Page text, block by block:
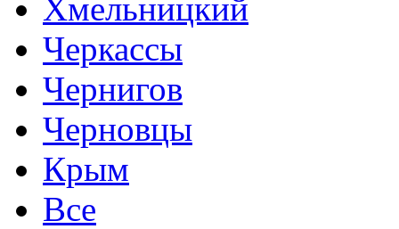
Хмельницкий
Черкассы
Чернигов
Черновцы
Крым
Все